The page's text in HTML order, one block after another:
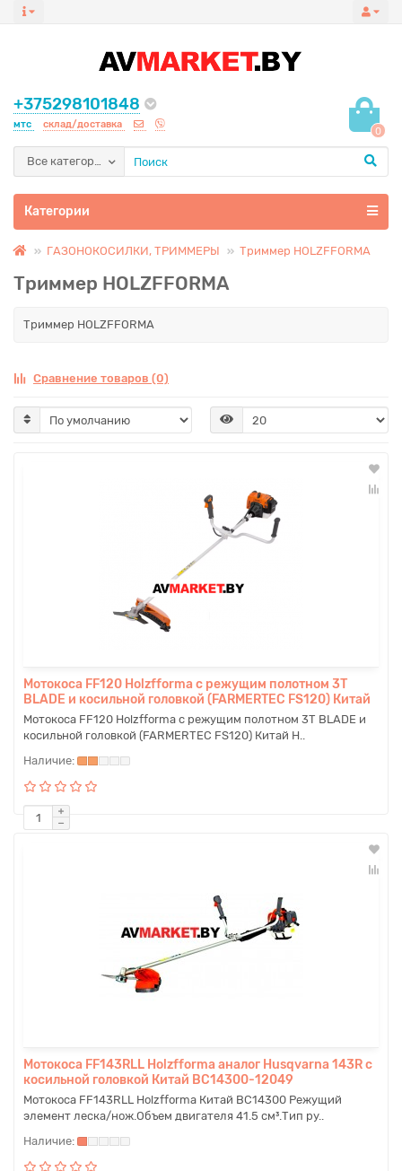
+375298101848
мтс склад/доставка
0
Все категории
Категории
ГАЗОНОКОСИЛКИ, ТРИММЕРЫ Триммер HOLZFFORMA
Триммер HOLZFFORMA
Триммер HOLZFFORMA
Сравнение товаров (0)
Мотокоса FF120 Holzfforma с режущим полотном 3T
BLADE и косильной головкой (FARMERTEC FS120) Китай
Мотокоса FF120 Holzfforma с режущим полотном 3T BLADE и
косильной головкой (FARMERTEC FS120) Китай Н..
Мотокоса FF143RLL Holzfforma аналог Husqvarna 143R с
косильной головкой Китай BC14300-12049
Мотокоса FF143RLL Holzfforma Китай BC14300 Режущий
элемент леска/нож.Объем двигателя 41.5 см³.Тип ру..